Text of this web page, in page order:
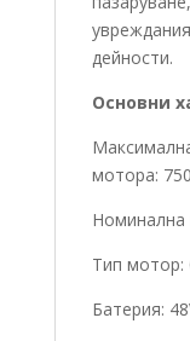
дейности.
Основни
мотора:
Тип мотор:
Батерия: